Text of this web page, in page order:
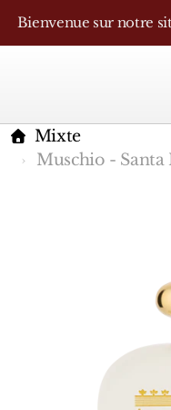
Bienvenue sur notre
Mixte
Muschio -